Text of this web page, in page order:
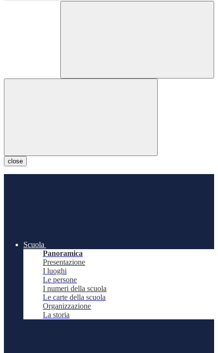
close
Scuola
Panoramica
Presentazione
I luoghi
Le persone
I numeri della scuola
Le carte della scuola
Organizzazione
La storia